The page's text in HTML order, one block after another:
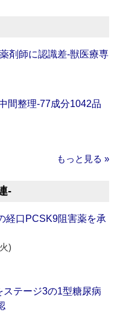
剤師に認識差‐獣医療専
間整理‐77成分1042品
もっと見る »
‐
経口PCSK9阻害薬を承
)
テージ3の1型糖尿病